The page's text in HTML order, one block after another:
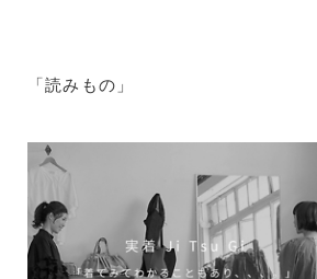
「読みもの」